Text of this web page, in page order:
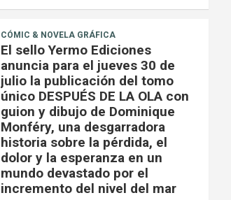
CÓMIC & NOVELA GRÁFICA
El sello Yermo Ediciones
anuncia para el jueves 30 de
julio la publicación del tomo
único DESPUÉS DE LA OLA con
guion y dibujo de Dominique
Monféry, una desgarradora
historia sobre la pérdida, el
dolor y la esperanza en un
mundo devastado por el
incremento del nivel del mar